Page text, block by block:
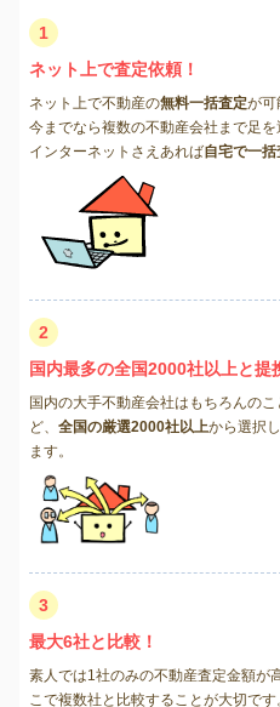
1
ネット上で査定依頼！
ネット上で不動産の無料一括査定が可
今までなら複数の不動産会社まで足
インターネットさえあれば自宅で一括
2
国内最多の全国2000社以上と提
国内の大手不動産会社はもちろんの
ど、 全国の厳選2000社以上から選択
ます。
3
最大6社と比較！
素人では1社のみの不動産査定金額が
こで複数社と比較することが大切で